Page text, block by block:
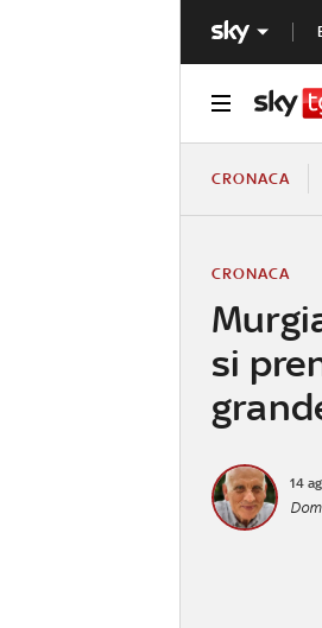
CRONACA
si
CRONACA
14